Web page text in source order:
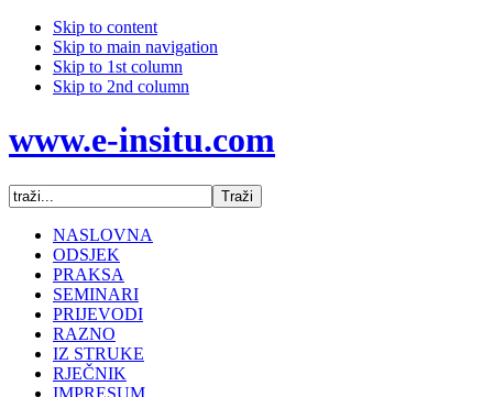
Skip to content
Skip to main navigation
Skip to 1st column
Skip to 2nd column
www.e-insitu.com
NASLOVNA
ODSJEK
PRAKSA
SEMINARI
PRIJEVODI
RAZNO
IZ STRUKE
RJEČNIK
IMPRESUM